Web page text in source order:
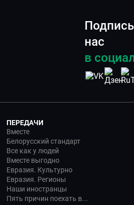
нас
в
ПЕРЕДАЧИ
Вместе
Белорусский стандарт
Все как у людей
Вместе выгодно
Евразия. Культурно
Евразия. Регионы
Наши иностранцы
Пять причин поехать в...